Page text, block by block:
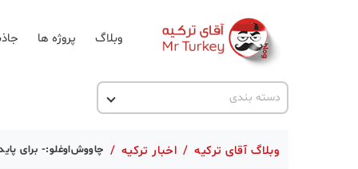
وبلاگ پروژه ها
دسته بندی
اخبار ترکیه
وبلاگ آقای ترکیه / اخبار ترکیه / چاووش‌اوغلو:- برای